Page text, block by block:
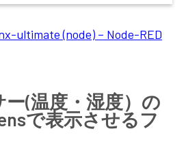
ultimate (node) – Node-RED
ー(温度・湿度）の
で表示させるフ